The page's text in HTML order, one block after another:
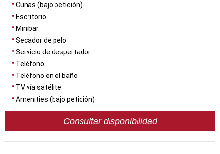
Cunas (bajo petición)
Escritorio
Minibar
Secador de pelo
Servicio de despertador
Teléfono
Teléfono en el baño
TV vía satélite
Amenities (bajo petición)
Consultar disponibilidad